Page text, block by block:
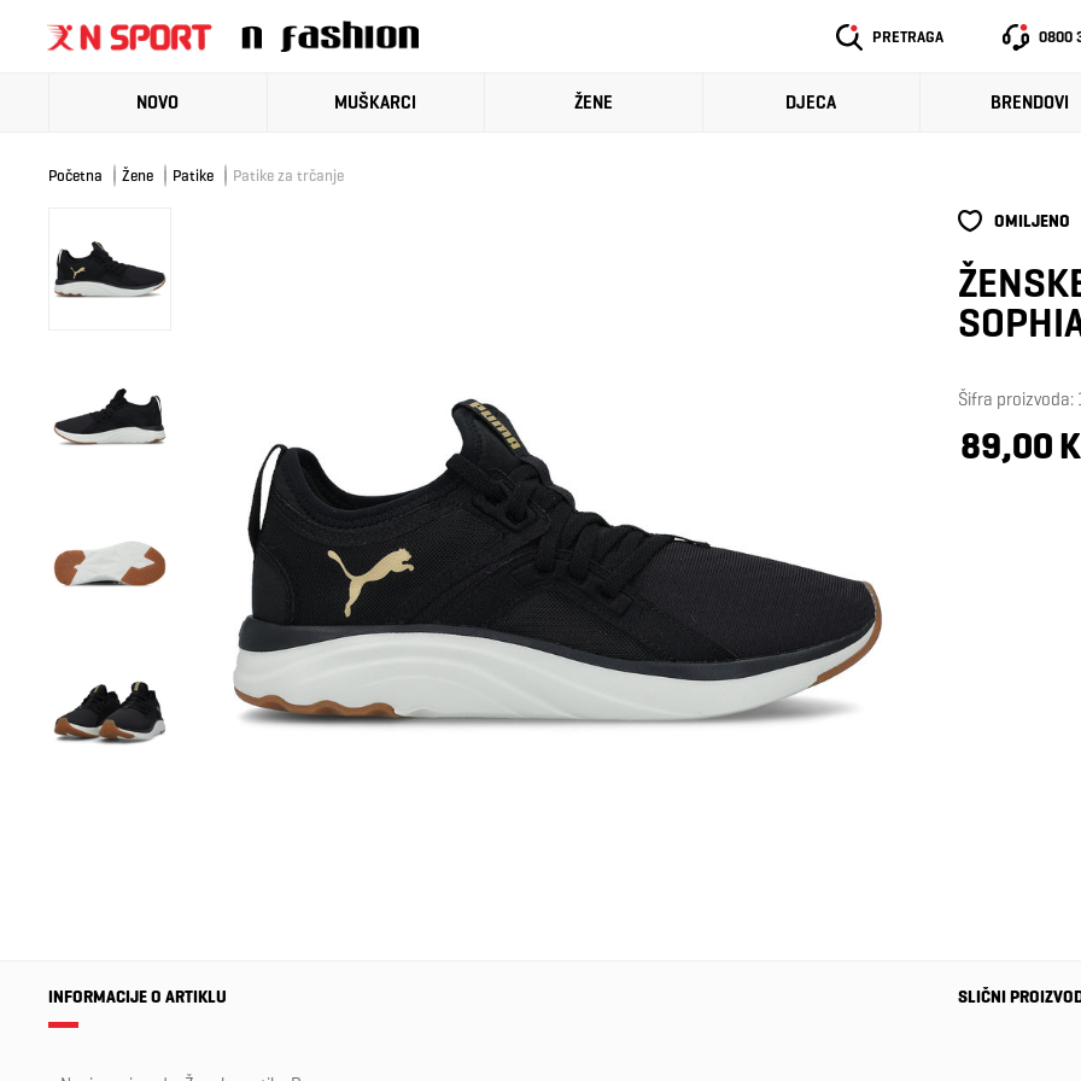
PRETRAGA 0800
NOVO MUŠKARCI ŽENE DJECA BRENDOVI
Početna Žene Patike Patike za trčanje
OMILJENO
Šifra
89,00
INFORMACIJE O ARTIKLU SLIČNI